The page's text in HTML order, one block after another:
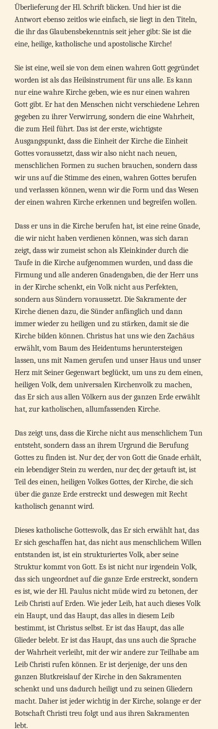
Überlieferung der Hl. Schrift blicken. Und hier ist die
Antwort ebenso zeitlos wie einfach, sie liegt in den Titeln,
die ihr das Glaubensbekenntnis seit jeher gibt: Sie ist die
eine, heilige, katholische und apostolische Kirche!
Sie ist eine, weil sie von dem einen wahren Gott gegründet
worden ist als das Heilsinstrument für uns alle. Es kann
nur eine wahre Kirche geben, wie es nur einen wahren
Gott gibt. Er hat den Menschen nicht verschiedene Lehren
gegeben zu ihrer Verwirrung, sondern die eine Wahrheit,
die zum Heil führt. Das ist der erste, wichtigste
Ausgangspunkt, dass die Einheit der Kirche die Einheit
Gottes voraussetzt, dass wir also nicht nach neuen,
menschlichen Formen zu suchen brauchen, sondern dass
wir uns auf die Stimme des einen, wahren Gottes berufen
und verlassen können, wenn wir die Form und das Wesen
der einen wahren Kirche erkennen und begreifen wollen.
Dass er uns in die Kirche berufen hat, ist eine reine Gnade,
die wir nicht haben verdienen können, was sich daran
zeigt, dass wir zumeist schon als Kleinkinder durch die
Taufe in die Kirche aufgenommen wurden, und dass die
Firmung und alle anderen Gnadengaben, die der Herr uns
in der Kirche schenkt, ein Volk nicht aus Perfekten,
sondern aus Sündern voraussetzt. Die Sakramente der
Kirche dienen dazu, die Sünder anfänglich und dann
immer wieder zu heiligen und zu stärken, damit sie die
Kirche bilden können. Christus hat uns wie den Zachäus
erwählt, vom Baum des Heidentums heruntersteigen
lassen, uns mit Namen gerufen und unser Haus und unser
Herz mit Seiner Gegenwart beglückt, um uns zu dem einen,
heiligen Volk, dem universalen Kirchenvolk zu machen,
das Er sich aus allen Völkern aus der ganzen Erde erwählt
hat, zur katholischen, allumfassenden Kirche.
Das zeigt uns, dass die Kirche nicht aus menschlichem Tun
entsteht, sondern dass an ihrem Urgrund die Berufung
Gottes zu finden ist. Nur der, der von Gott die Gnade erhält,
ein lebendiger Stein zu werden, nur der, der getauft ist, ist
Teil des einen, heiligen Volkes Gottes, der Kirche, die sich
über die ganze Erde erstreckt und deswegen mit Recht
katholisch genannt wird.
Dieses katholische Gottesvolk, das Er sich erwählt hat, das
Er sich geschaffen hat, das nicht aus menschlichem Willen
entstanden ist, ist ein strukturiertes Volk, aber seine
Struktur kommt von Gott. Es ist nicht nur irgendein Volk,
das sich ungeordnet auf die ganze Erde erstreckt, sondern
es ist, wie der Hl. Paulus nicht müde wird zu betonen, der
Leib Christi auf Erden. Wie jeder Leib, hat auch dieses Volk
ein Haupt, und das Haupt, das alles in diesem Leib
bestimmt, ist Christus selbst. Er ist das Haupt, das alle
Glieder belebt. Er ist das Haupt, das uns auch die Sprache
der Wahrheit verleiht, mit der wir andere zur Teilhabe am
Leib Christi rufen können. Er ist derjenige, der uns den
ganzen Blutkreislauf der Kirche in den Sakramenten
schenkt und uns dadurch heiligt und zu seinen Gliedern
macht. Daher ist jeder wichtig in der Kirche, solange er der
Botschaft Christi treu folgt und aus ihren Sakramenten
lebt.